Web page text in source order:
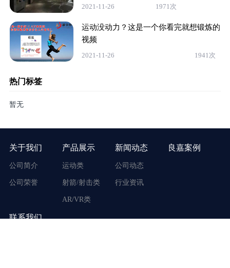
2021-11-26 1971次
运动没动力？这是一个你看完就想锻炼的
视频
2021-11-26 1941次
热门标签
暂无
关于我们
公司简介
公司荣誉
产品展示
运动类
射箭/射击类
AR/VR类
新闻动态
公司动态
行业资讯
良嘉案例
联系我们